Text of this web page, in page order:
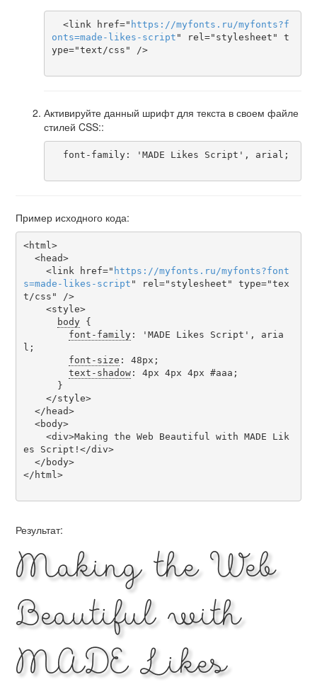
  <link href="
https ://myfonts . ru /myfonts?f
onts=made-likes-script " rel="stylesheet" t
ype="text/css" />
Активируйте данный шрифт для текста в своем файле
стилей CSS::
Пример исходного кода:
<html>
    <link href="
https ://myfonts . ru /myfonts?font
s=made-likes-script " rel="stylesheet" type="tex
t/css" />
body {
font-family: 'MADE Likes Script', aria
l;
font-size : 48px;
text-shadow: 4px 4px 4px #aaa;
es Script!</div>
</html>
Результат:
Making the Web
Beautiful with
MADE Likes